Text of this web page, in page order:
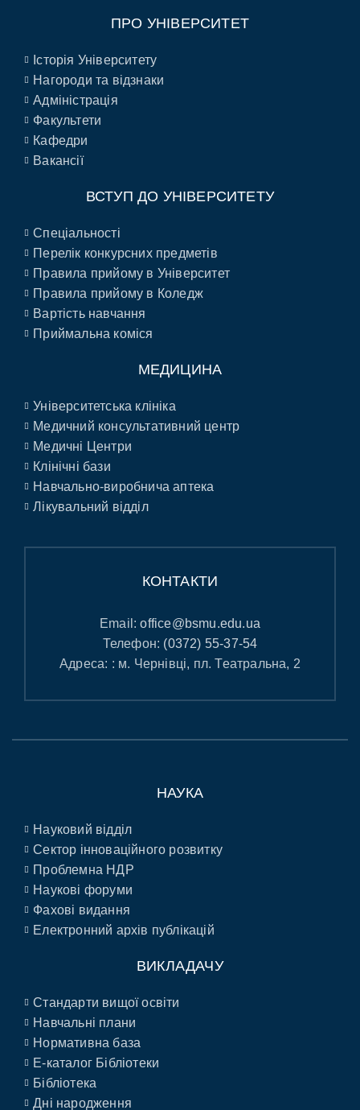
ПРО УНІВЕРСИТЕТ
Історія Університету
Нагороди та відзнаки
Адміністрація
Факультети
Кафедри
Вакансії
ВСТУП ДО УНІВЕРСИТЕТУ
Спеціальності
Перелік конкурсних предметів
Правила прийому в Університет
Правила прийому в Коледж
Вартість навчання
Приймальна коміся
МЕДИЦИНА
Університетська клініка
Медичний консультативний центр
Медичні Центри
Клінічні бази
Навчально-виробнича аптека
Лікувальний відділ
КОНТАКТИ
Email:office@bsmu.edu.ua
Телефон: (0372) 55-37-54
Адреса: : м. Чернівці, пл. Театральна, 2
НАУКА
Науковий відділ
Сектор інноваційного розвитку
Проблемна НДР
Наукові форуми
Фахові видання
Електронний архів публікацій
ВИКЛАДАЧУ
Стандарти вищої освіти
Навчальні плани
Нормативна база
E-каталог Бібліотеки
Бібліотека
Дні народження